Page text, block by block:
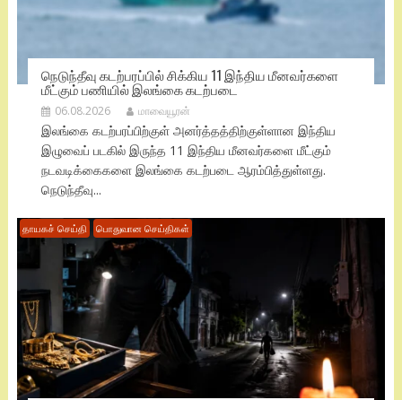
நெடுந்தீவு கடற்பரப்பில் சிக்கிய 11 இந்திய மீனவர்களை
மீட்கும் பணியில் இலங்கை கடற்படை
06.08.2026 மாவையூரன்
இலங்கை கடற்பரப்பிற்குள் அனர்த்தத்திற்குள்ளான இந்திய
இழுவைப் படகில் இருந்த 11 இந்திய மீனவர்களை மீட்கும்
நடவடிக்கைகளை இலங்கை கடற்படை ஆரம்பித்துள்ளது.
நெடுந்தீவு...
தாயகச் செய்தி பொதுவான செய்திகள்